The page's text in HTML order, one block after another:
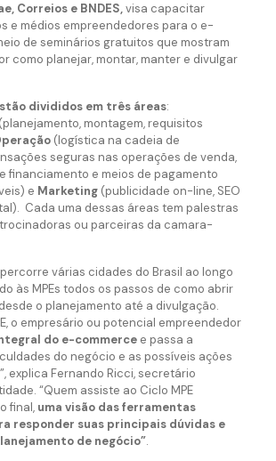
Correios e BNDES,visa capacitar
e médios empreendedores para o e-
de seminários gratuitos que mostram
como planejar, montar, manter e divulgar
divididos em três áreas:
(planejamento, montagem, requisitos
(logística na cadeia de
seguras nas operações de venda,
financiamento e meios de pagamento
e Marketing(publicidade on-line, SEO
Cada uma dessas áreas tem palestras
ou parceiras da camara-
percorre várias cidades do Brasil ao longo
às MPEs todos os passos de como abrir
o planejamento até a divulgação.
o empresário ou potencial empreendedor
do e-commercee passa a
do negócio e as possíveis ações
explica Fernando Ricci, secretário
“Quem assiste ao Ciclo MPE
final, uma visão das ferramentas
responder suas principais dúvidas e
de negócio”.